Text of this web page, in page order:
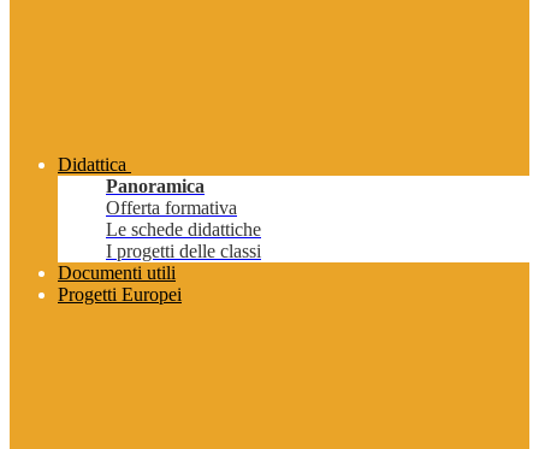
Didattica
Panoramica
Offerta formativa
Le schede didattiche
I progetti delle classi
Documenti utili
Progetti Europei